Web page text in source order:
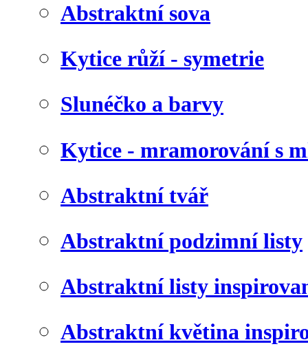
Abstraktní sova
Kytice růží - symetrie
Slunéčko a barvy
Kytice - mramorování s
Abstraktní tvář
Abstraktní podzimní listy
Abstraktní listy
Abstraktní květina